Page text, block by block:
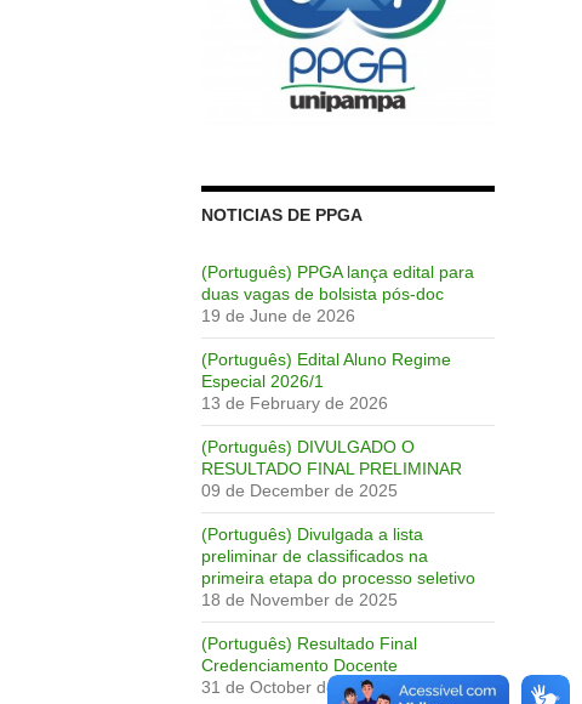
NOTICIAS DE PPGA
(Português) PPGA lança edital para
duas vagas de bolsista pós-doc
19 de June de 2026
(Português) Edital Aluno Regime
Especial 2026/1
13 de February de 2026
(Português) DIVULGADO O
RESULTADO FINAL PRELIMINAR
09 de December de 2025
(Português) Divulgada a lista
preliminar de classificados na
primeira etapa do processo seletivo
18 de November de 2025
(Português) Resultado Final
Credenciamento Docente
31 de October de 2025